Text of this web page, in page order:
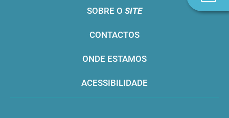
SOBRE O SITE
CONTACTOS
ONDE ESTAMOS
ACESSIBILIDADE